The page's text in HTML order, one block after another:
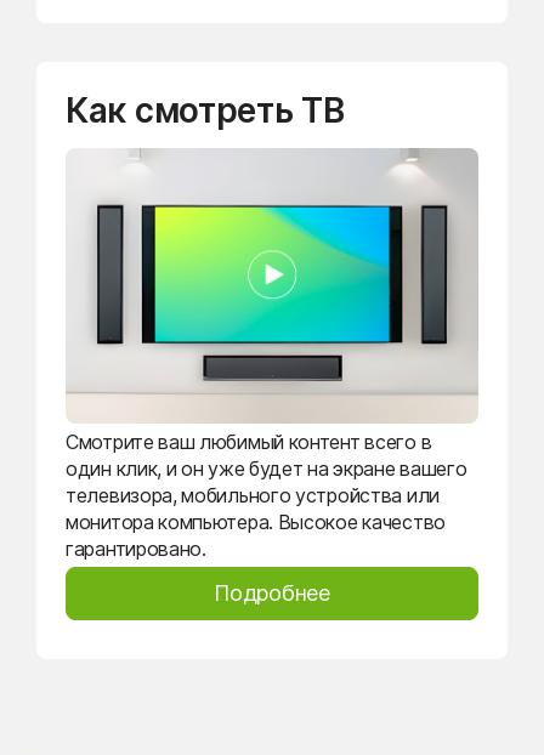
Как смотреть ТВ
Смотрите ваш любимый контент всего в
один клик, и он уже будет на экране вашего
телевизора, мобильного устройства или
монитора компьютера. Высокое качество
гарантировано.
Подробнее